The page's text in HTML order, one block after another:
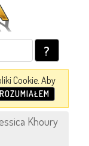
?
Cookie. Aby
Khoury